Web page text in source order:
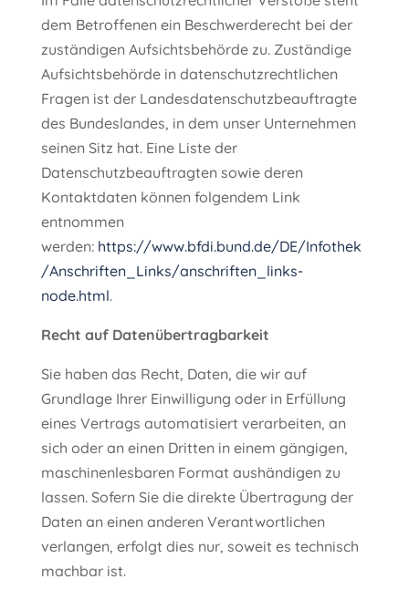
dem Betroffenen ein Beschwerderecht bei der
zuständigen Aufsichtsbehörde zu. Zuständige
Aufsichtsbehörde in datenschutzrechtlichen
Fragen ist der Landesdatenschutzbeauftragte
des Bundeslandes, in dem unser Unternehmen
seinen Sitz hat. Eine Liste der
Datenschutzbeauftragten sowie deren
Kontaktdaten können folgendem Link
entnommen
werden: https://www.bfdi.bund.de/DE/Infothek
/Anschriften_Links/anschriften_links-
node.html.
Recht auf Datenübertragbarkeit
Sie haben das Recht, Daten, die wir auf
Grundlage Ihrer Einwilligung oder in Erfüllung
eines Vertrags automatisiert verarbeiten, an
sich oder an einen Dritten in einem gängigen,
maschinenlesbaren Format aushändigen zu
lassen. Sofern Sie die direkte Übertragung der
Daten an einen anderen Verantwortlichen
verlangen, erfolgt dies nur, soweit es technisch
machbar ist.